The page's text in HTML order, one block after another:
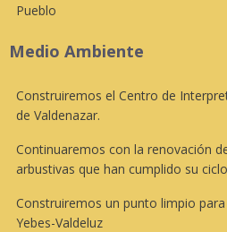
Pueblo
Medio Ambiente
Construiremos el Centro de
de Valdenazar.
Continuaremos con la renovación
arbustivas que han cumplido su
Construiremos un punto limpio
Yebes-Valdeluz